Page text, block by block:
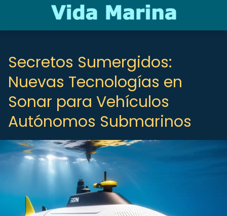
Secretos Sumergidos:
Nuevas Tecnologías en
Sonar para Vehículos
Autónomos Submarinos